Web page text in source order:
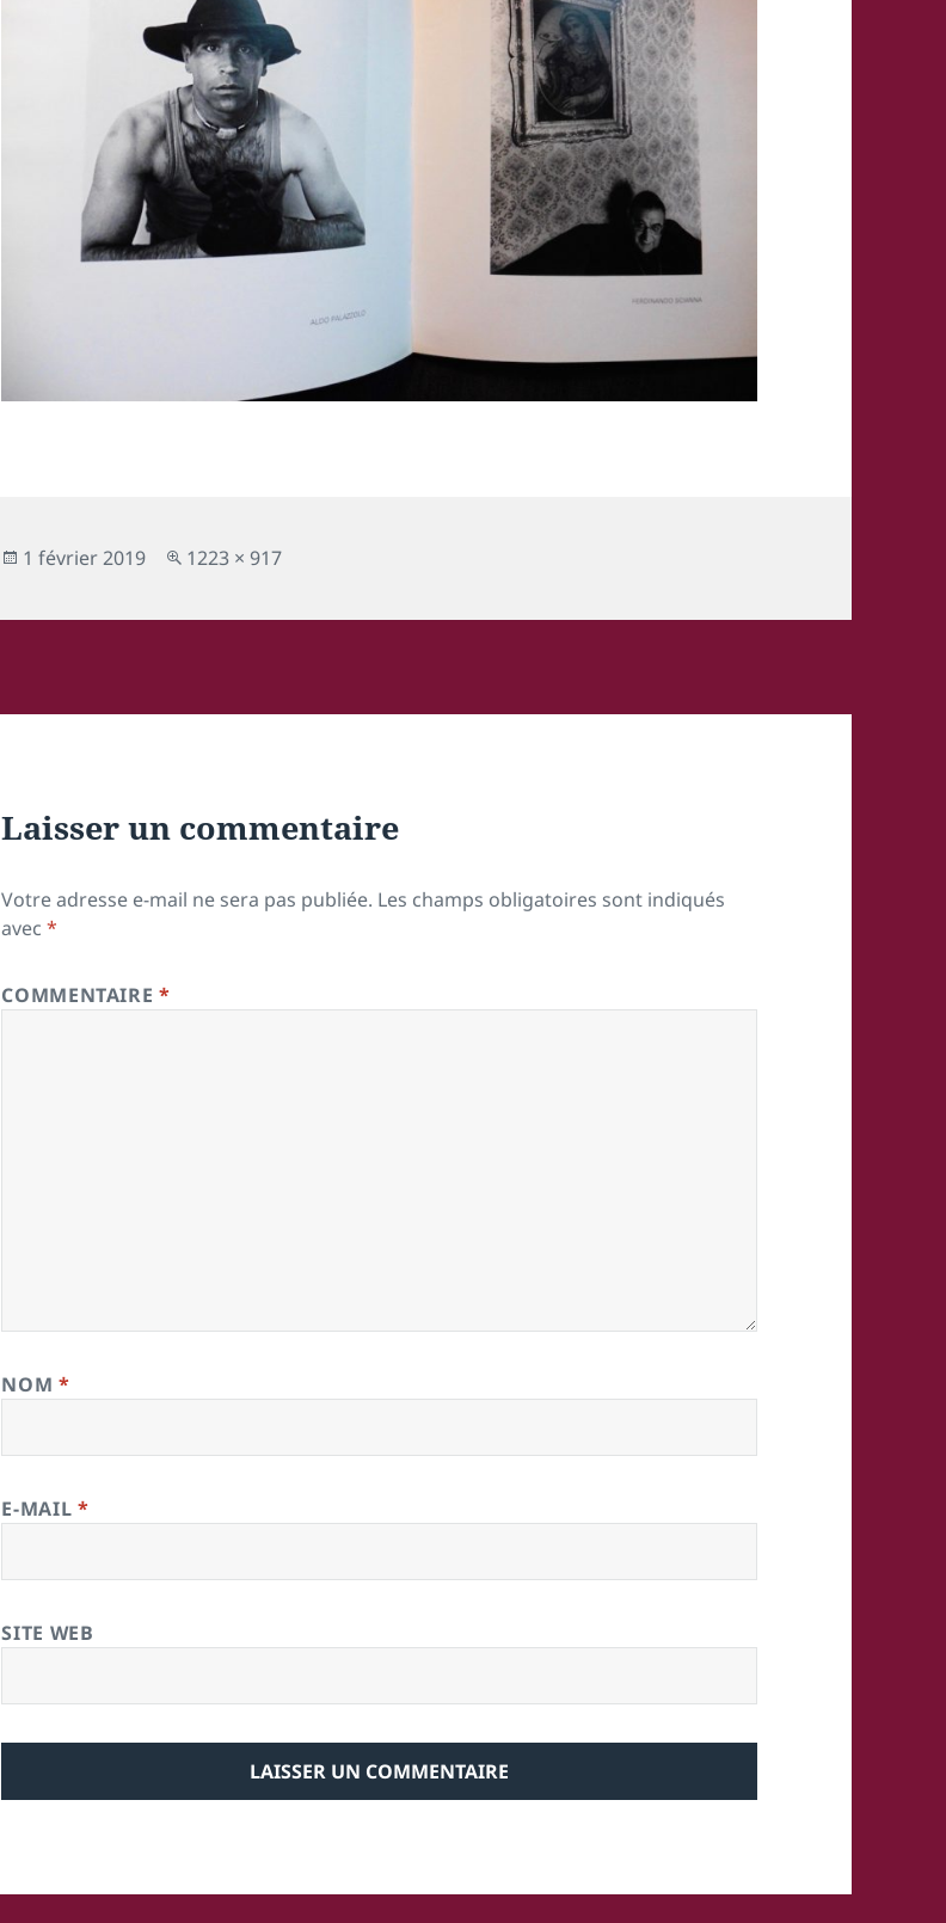
Publié
1 février 2019
Taille
1223 × 917
Laisser un commentaire
Votre adresse e-mail ne sera pas publiée. Les champs obligatoires sont indiqués
avec*
COMMENTAIRE*
NOM *
E-MAIL *
SITE WEB